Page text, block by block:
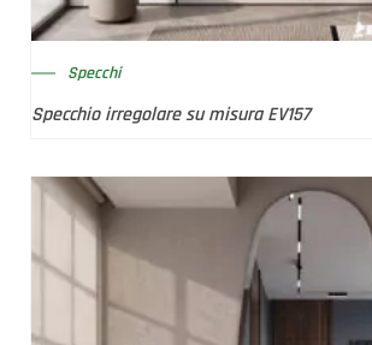
Specchi
Specchio irregolare su misura EV157